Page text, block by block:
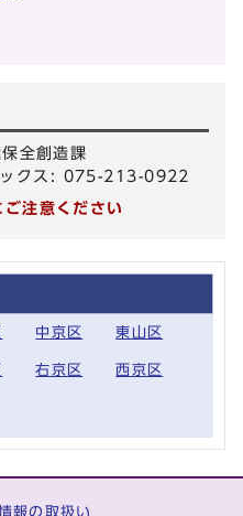
全創造課
クス: 075-213-0922
注意ください
中京区 東山区
右京区 西京区
報の取扱い